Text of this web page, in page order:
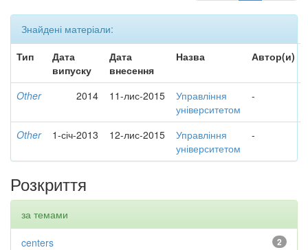
Знайдені матеріали:
Тип
Дата
випуску
Дата
внесення
Назва Автор(и)
Other 2014 11-лис-2015
Управління
університетом
-
Other 1-січ-2013 12-лис-2015
Управління
університетом
-
Розкриття
за темами
2
centers